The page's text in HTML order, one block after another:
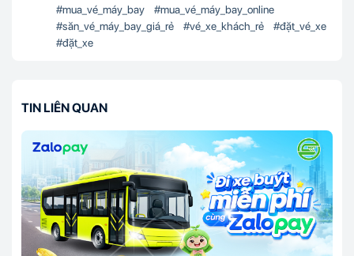
#mua_vé_máy_bay #mua_vé_máy_bay_online
#săn_vé_máy_bay_giá_rẻ #vé_xe_khách_rẻ #đặt_vé_xe
#đặt_xe
TIN LIÊN QUAN